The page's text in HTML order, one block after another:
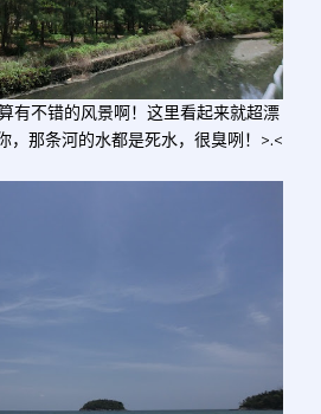
有不错的风景啊！这里看起来就超漂
，那条河的水都是死水，很臭咧！>.<